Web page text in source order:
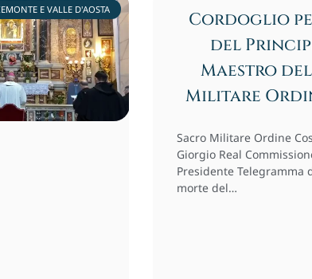
E VALLE D'AOSTA
Cordoglio
del
Maestro
Militare
Sacro Militare Ordine
Giorgio Real
Presidente Telegramma
morte del…